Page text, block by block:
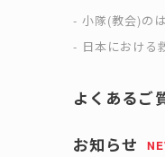
小隊(教会)の
日本における
よくあるご
お知らせ